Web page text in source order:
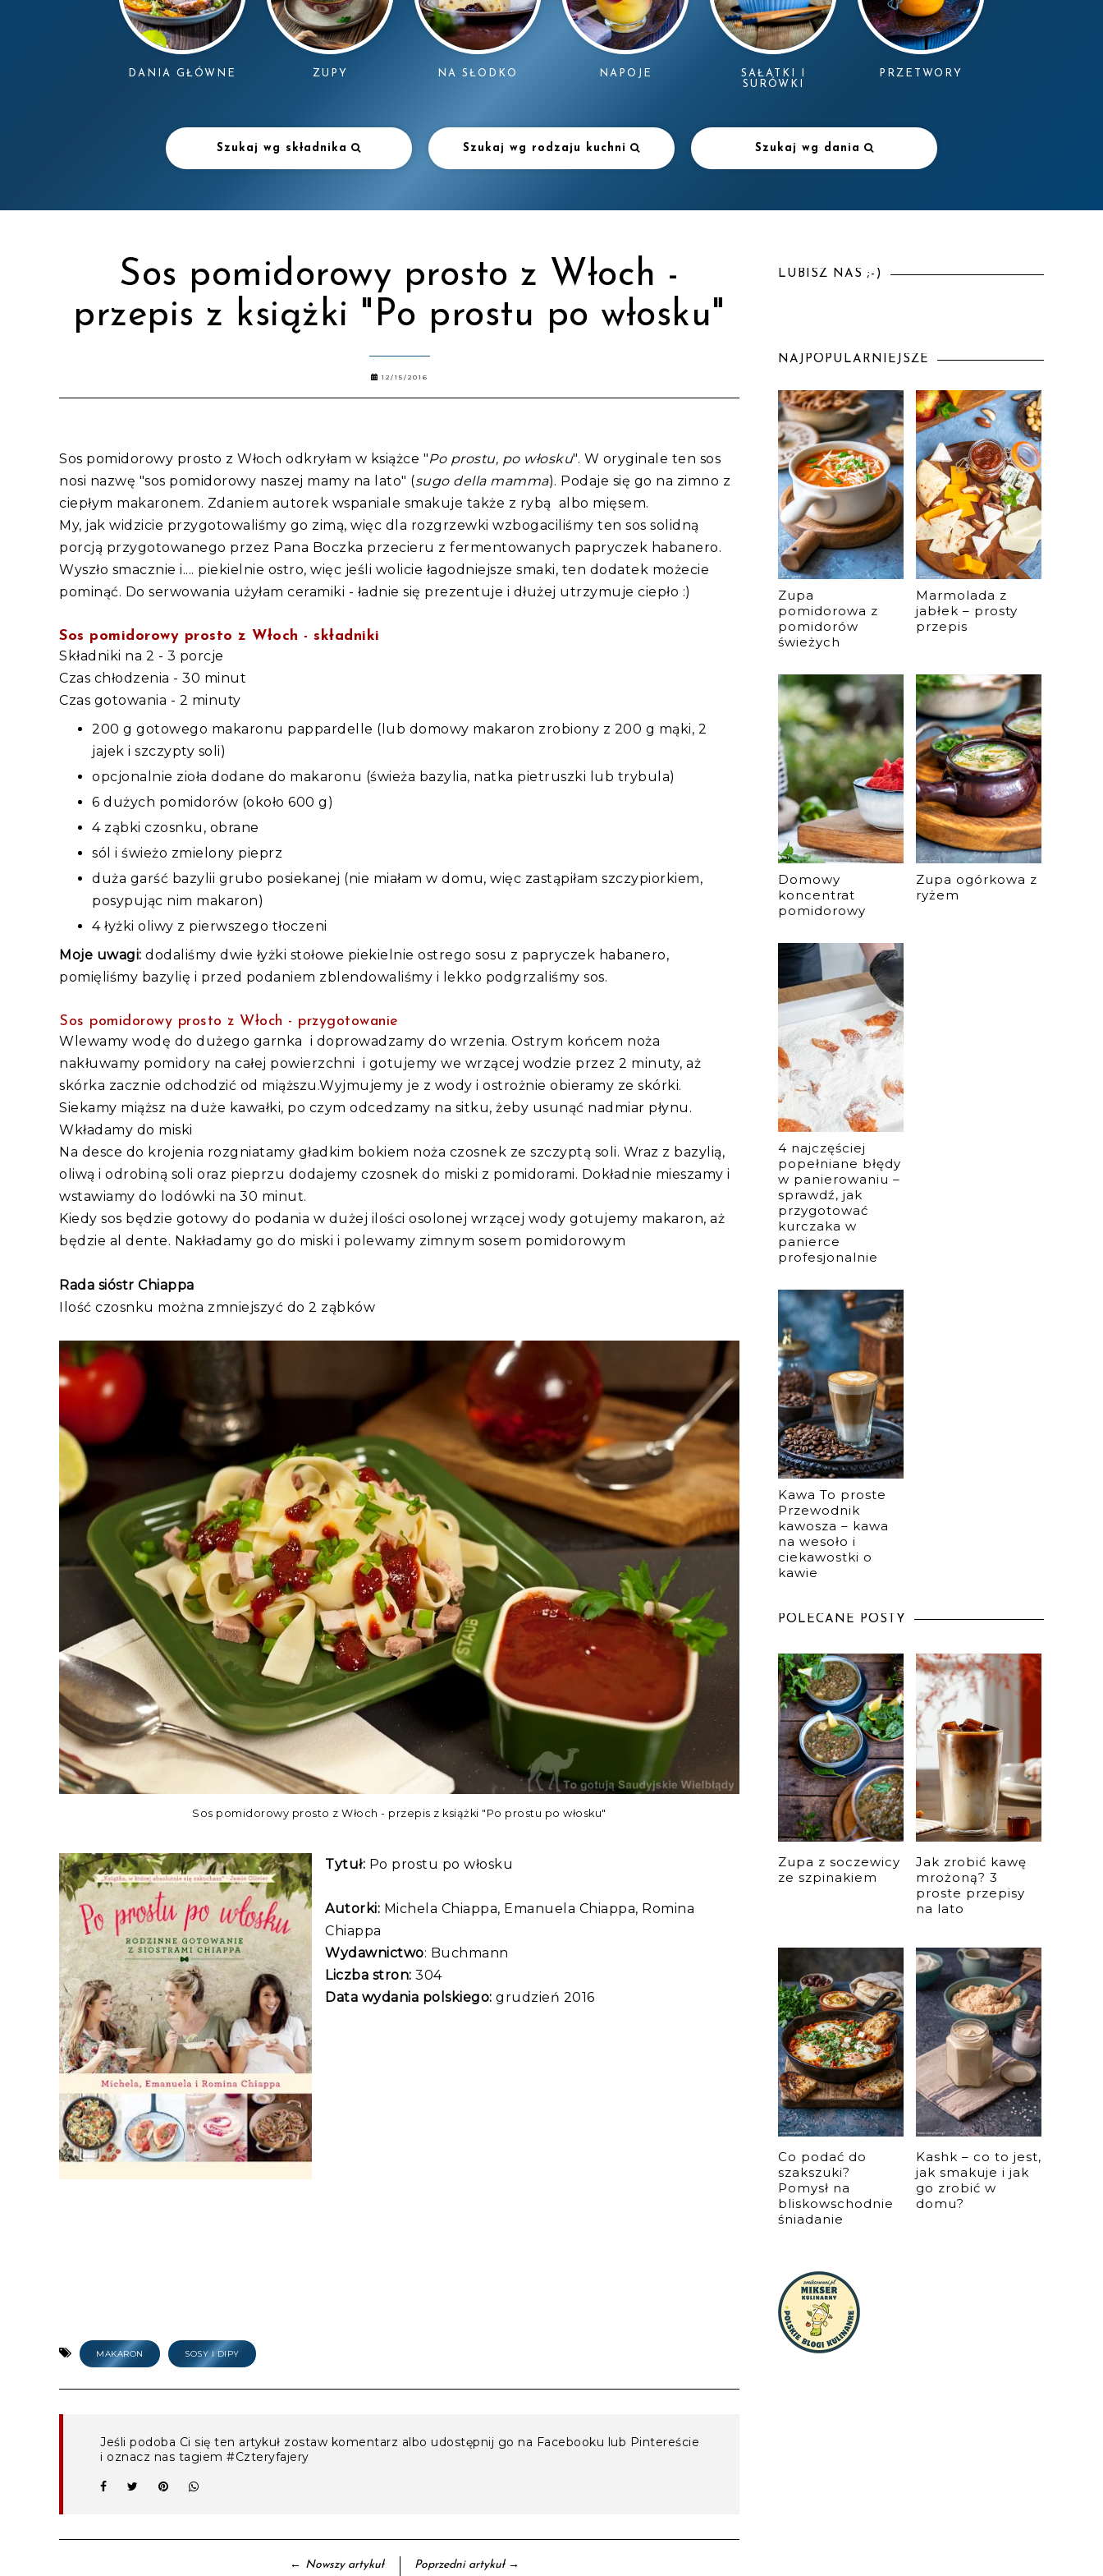
DANIA GŁÓWNE ZUPY NA SŁODKO NAPOJE
SAŁATKI I
SURÓWKI
PRZETWORY
Szukaj wg składnika Szukaj wg rodzaju kuchni Szukaj wg dania
Sos pomidorowy prosto z Włoch -
przepis z książki "Po prostu po włosku"
12/15/2016
Sos pomidorowy prosto z Włoch odkryłam w książce "Po prostu, po włosku". W oryginale ten sos
nosi nazwę "sos pomidorowy naszej mamy na lato" (sugo della mamma). Podaje się go na zimno z
ciepłym makaronem. Zdaniem autorek wspaniale smakuje także z rybą albo mięsem.
My, jak widzicie przygotowaliśmy go zimą, więc dla rozgrzewki wzbogaciliśmy ten sos solidną
porcją przygotowanego przez Pana Boczka przecieru z fermentowanych papryczek habanero.
Wyszło smacznie i.... piekielnie ostro, więc jeśli wolicie łagodniejsze smaki, ten dodatek możecie
pominąć. Do serwowania użyłam ceramiki - ładnie się prezentuje i dłużej utrzymuje ciepło :)
Sos pomidorowy prosto z Włoch - składniki
Składniki na 2 - 3 porcje
Czas chłodzenia - 30 minut
Czas gotowania - 2 minuty
200 g gotowego makaronu pappardelle (lub domowy makaron zrobiony z 200 g mąki, 2
jajek i szczypty soli)
opcjonalnie zioła dodane do makaronu (świeża bazylia, natka pietruszki lub trybula)
6 dużych pomidorów (około 600 g)
4 ząbki czosnku, obrane
sól i świeżo zmielony pieprz
duża garść bazylii grubo posiekanej (nie miałam w domu, więc zastąpiłam szczypiorkiem,
posypując nim makaron)
4 łyżki oliwy z pierwszego tłoczeni
Moje uwagi: dodaliśmy dwie łyżki stołowe piekielnie ostrego sosu z papryczek habanero,
pomięliśmy bazylię i przed podaniem zblendowaliśmy i lekko podgrzaliśmy sos.
Sos pomidorowy prosto z Włoch - przygotowanie
Wlewamy wodę do dużego garnka i doprowadzamy do wrzenia. Ostrym końcem noża
nakłuwamy pomidory na całej powierzchni i gotujemy we wrzącej wodzie przez 2 minuty, aż
skórka zacznie odchodzić od miąższu.Wyjmujemy je z wody i ostrożnie obieramy ze skórki.
Siekamy miąższ na duże kawałki, po czym odcedzamy na sitku, żeby usunąć nadmiar płynu.
Wkładamy do miski
Na desce do krojenia rozgniatamy gładkim bokiem noża czosnek ze szczyptą soli. Wraz z bazylią,
oliwą i odrobiną soli oraz pieprzu dodajemy czosnek do miski z pomidorami. Dokładnie mieszamy i
wstawiamy do lodówki na 30 minut.
Kiedy sos będzie gotowy do podania w dużej ilości osolonej wrzącej wody gotujemy makaron, aż
będzie al dente. Nakładamy go do miski i polewamy zimnym sosem pomidorowym
Rada sióstr Chiappa
Ilość czosnku można zmniejszyć do 2 ząbków
Sos pomidorowy prosto z Włoch - przepis z książki "Po prostu po włosku"
Tytuł: Po prostu po włosku
Autorki: Michela Chiappa, Emanuela Chiappa, Romina
Chiappa
Wydawnictwo: Buchmann
Liczba stron: 304
Data wydania polskiego: grudzień 2016
MAKARON SOSY I DIPY
Jeśli podoba Ci się ten artykuł zostaw komentarz albo udostępnij go na Facebooku lub Pintereście
i oznacz nas tagiem #Czteryfajery
← Nowszy artykuł Poprzedni artykuł→
LUBISZ NAS ;-)
NAJPOPULARNIEJSZE
Zupa
pomidorowa z
pomidorów
świeżych
Marmolada z
jabłek – prosty
przepis
Domowy
koncentrat
pomidorowy
Zupa ogórkowa z
ryżem
4 najczęściej
popełniane błędy
w panierowaniu –
sprawdź, jak
przygotować
kurczaka w
panierce
profesjonalnie
Kawa To proste
Przewodnik
kawosza – kawa
na wesoło i
ciekawostki o
kawie
POLECANE POSTY
Zupa z soczewicy
ze szpinakiem
Jak zrobić kawę
mrożoną? 3
proste przepisy
na lato
Co podać do
szakszuki?
Pomysł na
bliskowschodnie
śniadanie
Kashk – co to jest,
jak smakuje i jak
go zrobić w
domu?